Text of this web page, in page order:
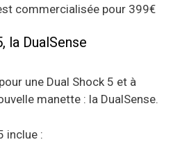
commercialisée pour 399€
la DualSense
une Dual Shock 5 et à
manette : la DualSense.
inclue :